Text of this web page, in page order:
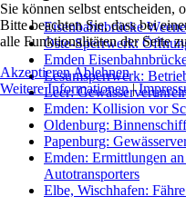
Eisenbahnbrücke
Oste-Sperrwerk:
Emden
Lesumsperrwerk:
Leer:
Emden: Kollision vor
Oldenburg:
Papenburg:
Emden: Ermittlungen
Autotransporters
Elbe, Wischhafen:
Sie können selbst entscheiden,
Bitte beachten Sie, dass bei
alle Funktionalitäten der Seite
AkzeptierenAblehnen
Weitere Informationen|